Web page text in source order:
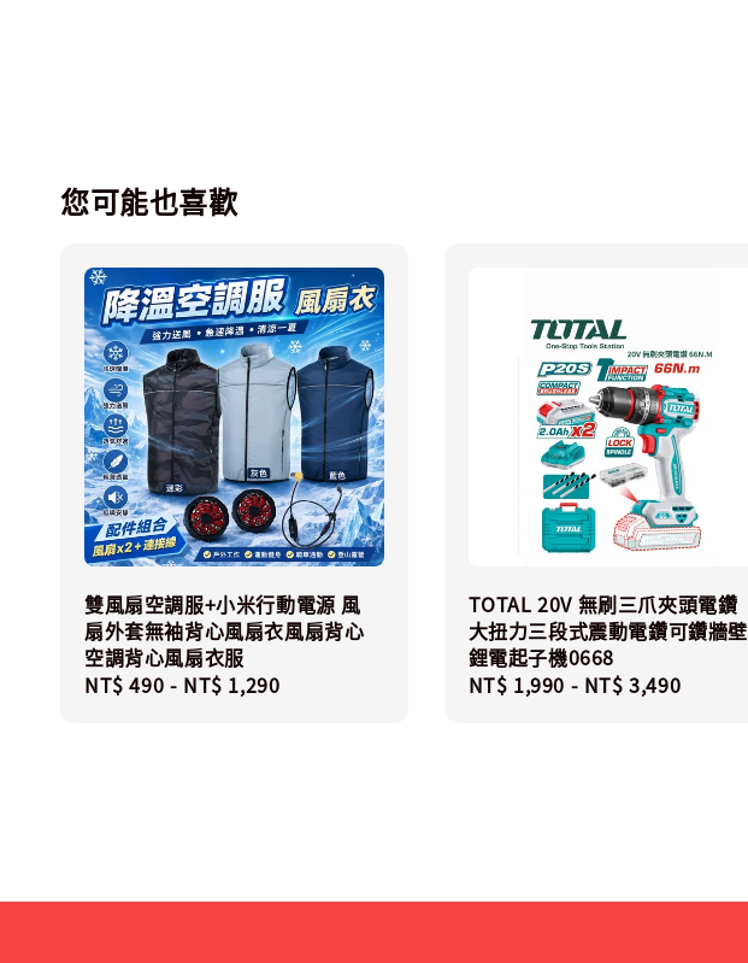
您可能也喜歡
雙風扇空調服+小米行動電源 風
扇外套無袖背心風扇衣風扇背心
空調背心風扇衣服
Regular
NT$ 490 - NT$ 1,290
TOTAL 20V 無刷三爪夾頭電鑽
大扭力三段式震動電鑽可鑽牆壁
鋰電起子機0668
Regular
NT$ 1,990 - NT$ 3,490